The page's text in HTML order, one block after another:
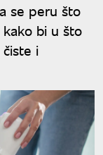
se peru što
bi u što
i